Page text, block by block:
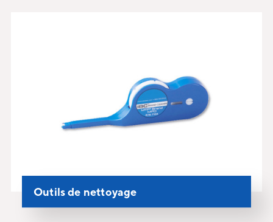
Outils de nettoyage